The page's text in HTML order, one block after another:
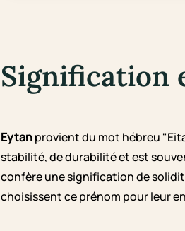
Signification
Eytanprovient du mot hébreu
stabilité, de durabilité et est
confère une signification de
choisissent ce prénom pour leur